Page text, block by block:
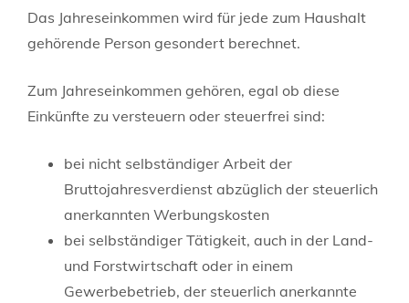
Das Jahreseinkommen wird für jede zum Haushalt
gehörende Person gesondert berechnet.
Zum Jahreseinkommen gehören, egal ob diese
Einkünfte zu versteuern oder steuerfrei sind:
bei nicht selbständiger Arbeit der
Bruttojahresverdienst abzüglich der steuerlich
anerkannten Werbungskosten
bei selbständiger Tätigkeit, auch in der Land-
und Forstwirtschaft oder in einem
Gewerbebetrieb, der steuerlich anerkannte